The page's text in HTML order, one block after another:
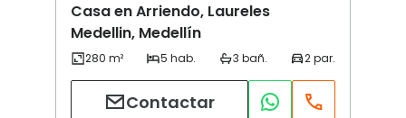
Casa en Arriendo, Laureles
Medellin, Medellín
Contactar